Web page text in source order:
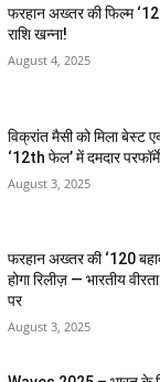
फरहान अख्तर की फिल्म
राशि खन्ना!
August 4, 2025
विक्रांत मैसी को मिला बेस्ट
‘12th फेल’ में दमदार
August 3, 2025
फरहान अख्तर की ‘120
होगा रिलीज़ — भारतीय
पर
August 3, 2025